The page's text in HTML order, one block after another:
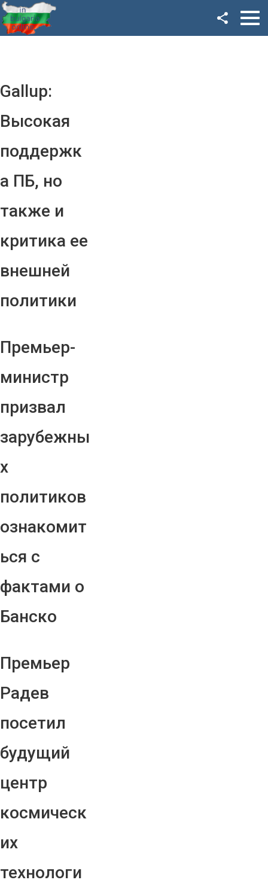
Gallup:
Высокая
поддержк
а ПБ, но
также и
критика ее
внешней
политики
Премьер-
министр
призвал
зарубежны
х
политиков
ознакомит
ься с
фактами о
Банско
Премьер
Радев
посетил
будущий
центр
космическ
их
технологи